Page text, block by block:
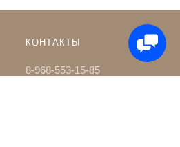
КОНТАКТЫ
8-968-553-15-85